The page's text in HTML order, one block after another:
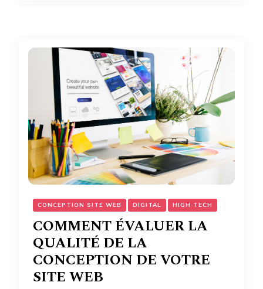
CONCEPTION SITE WEB DIGITAL HIGH TECH
COMMENT ÉVALUER LA
QUALITÉ DE LA
CONCEPTION DE VOTRE
SITE WEB